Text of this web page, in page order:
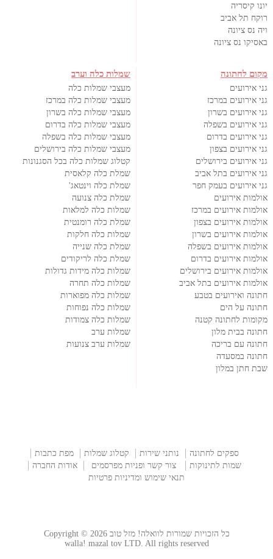
יונו קיסריה
רוקח תל אביב
ויה נס ציונה
באסיקו נס ציונה
מקום לחתונה
גני אירועים
גני אירועים במרכז
גני אירועים בשרון
גני אירועים בשפלה
גני אירועים בדרום
גני אירועים בצפון
גני אירועים בירושלים
גני אירועים בתל אביב
גני אירועים בעמק חפר
אולמות אירועים
אולמות אירועים במרכז
אולמות אירועים בצפון
אולמות אירועים בשרון
אולמות אירועים בשפלה
אולמות אירועים בדרום
אולמות אירועים בירושלים
אולמות אירועים בתל אביב
חתונה ואירועים בטבע
חתונה על הים
מקומות לחתונה קטנה
חתונה בבית מלון
חתונה עם בריכה
חתונה במסעדה
שבת חתן במלון
שמלות כלה וערב
מעצבי שמלות כלה
מעצבי שמלות כלה במרכז
מעצבי שמלות כלה בשרון
מעצבי שמלות כלה בדרום
מעצבי שמלות כלה בשפלה
מעצבי שמלות כלה בירושלים
קטלוג שמלות כלה בכל הסגנונות
שמלת כלה קלאסית
שמלת כלה וינטאג'
שמלת כלה צנועה
שמלות כלה למלאות
שמלת כלה רומנטית
שמלות כלה חלקות
שמלת כלה שנייה
שמלת כלה לריקודים
שמלות כלה מידות גדולות
שמלות כלה תחרה
שמלות כלה מפוארות
שמלות כלה נפוחות
שמלות כלה צמודות
שמלות ערב
שמלות ערב צנועות
ספקים לחתונה נותני שירות קטלוג שמלות
מפת כתבות
שמות לתינוקות
צור קשר ופניות מפרסמים
אודות החברה
תנאי שימוש ומדיניות פרטיות
כל הזכויות שמורות לוואלה! מזל טוב Copyright © 2026
walla! mazal tov LTD. All rights reserved